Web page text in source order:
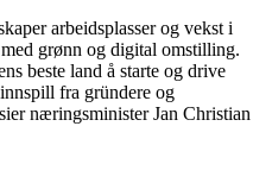
arbeidsplasser og vekst i
grønn og digital omstilling.
beste land å starte og drive
fra gründere og
næringsminister Jan Christian